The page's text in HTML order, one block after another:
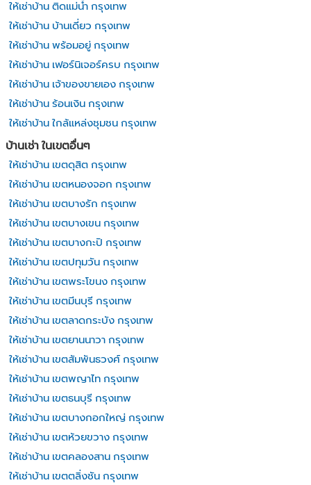
ให้เช่าบ้าน ติดแม่น้ำ กรุงเทพ
ให้เช่าบ้าน บ้านเดี่ยว กรุงเทพ
ให้เช่าบ้าน พร้อมอยู่ กรุงเทพ
ให้เช่าบ้าน เฟอร์นิเจอร์ครบ กรุงเทพ
ให้เช่าบ้าน เจ้าของขายเอง กรุงเทพ
ให้เช่าบ้าน ร้อนเงิน กรุงเทพ
ให้เช่าบ้าน ใกล้แหล่งชุมชน กรุงเทพ
บ้านเช่า ในเขตอื่นๆ
ให้เช่าบ้าน เขตดุสิต กรุงเทพ
ให้เช่าบ้าน เขตหนองจอก กรุงเทพ
ให้เช่าบ้าน เขตบางรัก กรุงเทพ
ให้เช่าบ้าน เขตบางเขน กรุงเทพ
ให้เช่าบ้าน เขตบางกะปิ กรุงเทพ
ให้เช่าบ้าน เขตปทุมวัน กรุงเทพ
ให้เช่าบ้าน เขตพระโขนง กรุงเทพ
ให้เช่าบ้าน เขตมีนบุรี กรุงเทพ
ให้เช่าบ้าน เขตลาดกระบัง กรุงเทพ
ให้เช่าบ้าน เขตยานนาวา กรุงเทพ
ให้เช่าบ้าน เขตสัมพันธวงศ์ กรุงเทพ
ให้เช่าบ้าน เขตพญาไท กรุงเทพ
ให้เช่าบ้าน เขตธนบุรี กรุงเทพ
ให้เช่าบ้าน เขตบางกอกใหญ่ กรุงเทพ
ให้เช่าบ้าน เขตห้วยขวาง กรุงเทพ
ให้เช่าบ้าน เขตคลองสาน กรุงเทพ
ให้เช่าบ้าน เขตตลิ่งชัน กรุงเทพ